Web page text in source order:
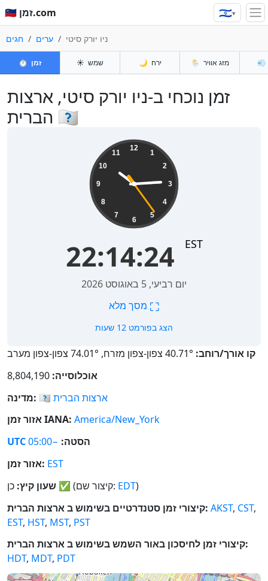
🇮🇱 זמן.com 🇮🇱▾
חגים ערים ניו יורק סיטי
⏱️ זמן ☀️ שמש 🌙 ירח 🌦️ מזג אוויר 💨
זמן נוכחי ב-ניו יורק סיטי, ארצות
הברית 🇺🇸
12
1
2
3
4
5
6
7
8
9
10
11
22:14:24 EST
יום רביעי, 5 באוגוסט 2026
⛶
הצג בפורמט 12 שעות
קו אורך/רוחב:
אוכלוסייה:
מדינה: 🇺🇸 ארצות הברית
אזור זמן IANA: America/New_York
UTC
הסטה: −05:00
אזור זמן: EST
שעון קיץ: ✅ (קיצור שם: EDT)
קיצורי זמן סטנדרטיים בשימוש ב ארצות הברית: AKST, CST,
EST, HST, MST, PST
קיצורי זמן לחיסכון באור השמש בשימוש ב ארצות הברית:
HDT, MDT, PDT